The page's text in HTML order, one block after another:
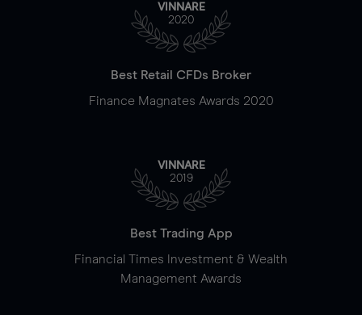
VINNARE
2020
Best Retail CFDs Broker
Finance Magnates Awards 2020
VINNARE
2019
Best Trading App
Financial Times Investment & Wealth
Management Awards